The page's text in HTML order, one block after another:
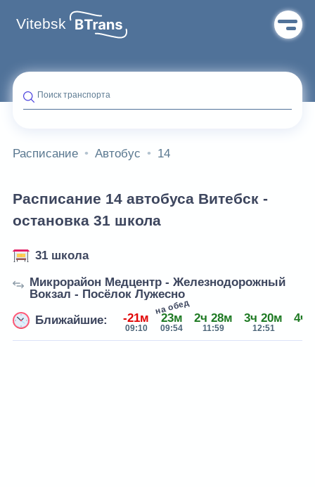
Vitebsk
Поиск транспорта
Расписание Автобус 14
Расписание 14 автобуса Витебск -
остановка 31 школа
31 школа
Микрорайон Медцентр - Железнодорожный
Вокзал - Посёлок Лужесно
Ближайшие:
-21м
09:10
23м
09:54
на обед
2ч 28м
11:59
3ч 20м
12:51
4ч